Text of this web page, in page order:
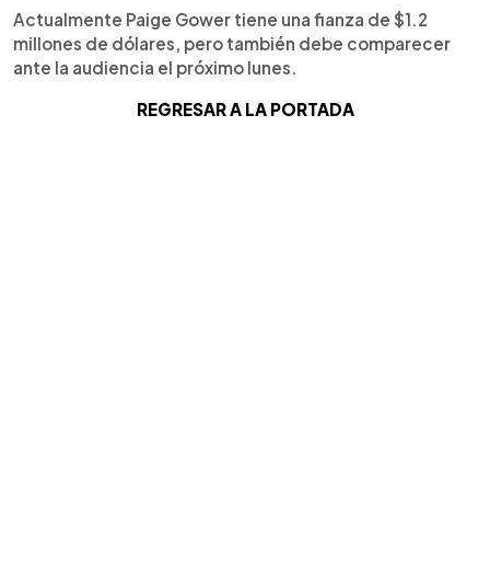
Actualmente Paige Gower tiene una fianza de $1.2
millones de dólares, pero también debe comparecer
ante la audiencia el próximo lunes.
REGRESAR A LA PORTADA